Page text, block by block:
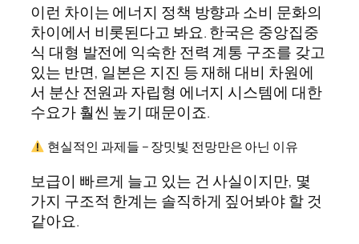
이런 차이는 에너지 정책 방향과 소비 문화의
차이에서 비롯된다고 봐요. 한국은 중앙집중
식 대형 발전에 익숙한 전력 계통 구조를 갖고
있는 반면, 일본은 지진 등 재해 대비 차원에
서 분산 전원과 자립형 에너지 시스템에 대한
수요가 훨씬 높기 때문이죠.
현실적인 과제들 – 장밋빛 전망만은 아닌 이유
보급이 빠르게 늘고 있는 건 사실이지만, 몇
가지 구조적 한계는 솔직하게 짚어봐야 할 것
같아요.